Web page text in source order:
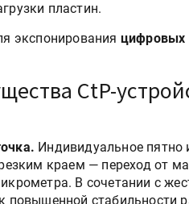
пластин.
экспонирования цифровых
CtP-
Индивидуальное пятно
краем — переход от
В сочетании с
повышенной стабильности